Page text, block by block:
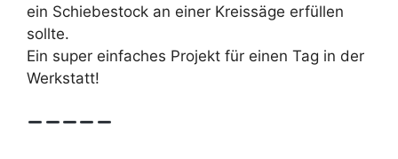
ein Schiebestock an einer Kreissäge erfüllen
sollte.
Ein super einfaches Projekt für einen Tag in der
Werkstatt!